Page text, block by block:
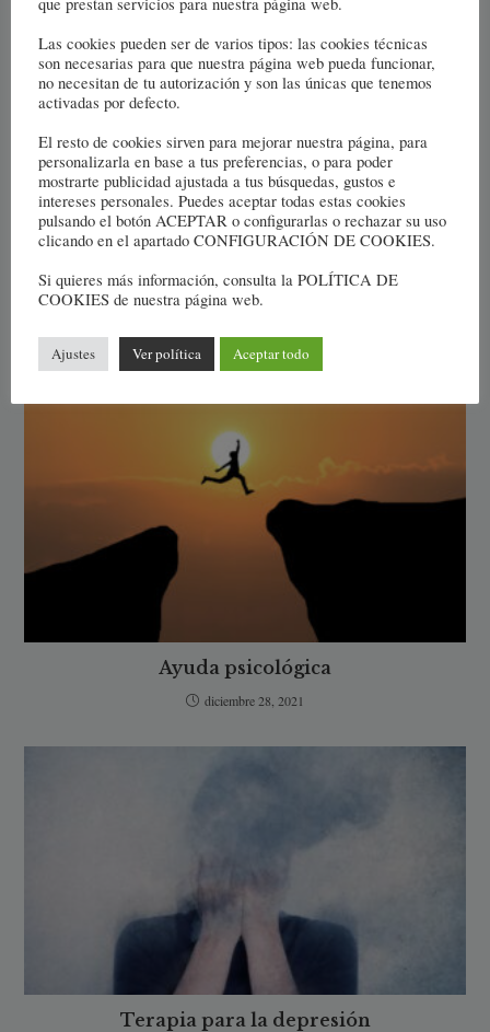
necesariamente hacerlo de forma presencial. Desde
Brisa Psicólogos ofrecemos terapia online a toda
España a través de nuestra web
www.brisapsicologos.online
Ponte en contacto con nosotros en
brisapsicólogos@gmail.com y te aconsejaremos.
TAMBIÉN PODRÍA GUSTARTE
Ayuda psicológica
diciembre 28, 2021
Terapia para la depresión
Las cookies pueden ser de varios tipos: las cookies técnicas
son necesarias para que nuestra página web pueda funcionar,
no necesitan de tu autorización y son las únicas que tenemos
activadas por defecto.
El resto de cookies sirven para mejorar nuestra página, para
personalizarla en base a tus preferencias, o para poder
mostrarte publicidad ajustada a tus búsquedas, gustos e
intereses personales. Puedes aceptar todas estas cookies
pulsando el botón ACEPTAR o configurarlas o rechazar su uso
clicando en el apartado CONFIGURACIÓN DE COOKIES.
Si quieres más información, consulta la POLÍTICA DE
COOKIES de nuestra página web.
Ajustes Ver política Aceptar todo